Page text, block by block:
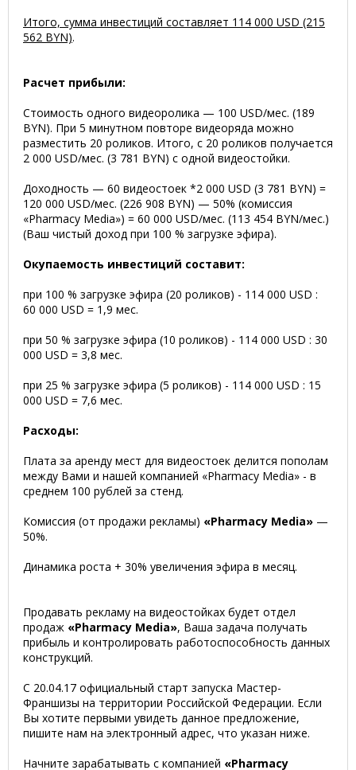
Итого, сумма инвестиций составляет 114 000 USD (215
562 BYN).
Расчет прибыли:
Стоимость одного видеоролика — 100 USD/мес. (189
BYN). При 5 минутном повторе видеоряда можно
разместить 20 роликов. Итого, с 20 роликов получается
2 000 USD/мес. (3 781 BYN) с одной видеостойки.
Доходность — 60 видеостоек *2 000 USD (3 781 BYN) =
120 000 USD/мес. (226 908 BYN) — 50% (комиссия
«Pharmacy Media») = 60 000 USD/мес. (113 454 BYN/мес.)
(Ваш чистый доход при 100 % загрузке эфира).
Окупаемость инвестиций составит:
при 100 % загрузке эфира (20 роликов) - 114 000 USD :
60 000 USD = 1,9 мес.
при 50 % загрузке эфира (10 роликов) - 114 000 USD : 30
000 USD = 3,8 мес.
при 25 % загрузке эфира (5 роликов) - 114 000 USD : 15
000 USD = 7,6 мес.
Расходы:
Плата за аренду мест для видеостоек делится пополам
между Вами и нашей компанией «Pharmacy Media» - в
среднем 100 рублей за стенд.
Комиссия (от продажи рекламы) «Pharmacy Media» —
50%.
Динамика роста + 30% увеличения эфира в месяц.
Продавать рекламу на видеостойках будет отдел
продаж «Pharmacy Media», Ваша задача получать
прибыль и контролировать работоспособность данных
конструкций.
C 20.04.17 официальный старт запуска Мастер-
Франшизы на территории Российской Федерации. Если
Вы хотите первыми увидеть данное предложение,
пишите нам на электронный адрес, что указан ниже.
Начните зарабатывать с компанией «Pharmacy